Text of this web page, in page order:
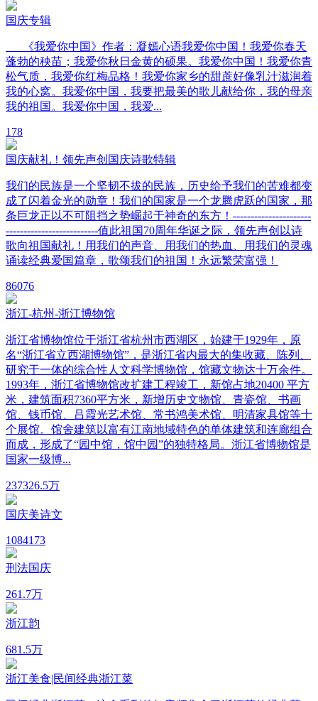
国庆专辑
《我爱你中国》作者：凝嫣心语我爱你中国！我爱你春天
蓬勃的秧苗；我爱你秋日金黄的硕果。我爱你中国！我爱你青
松气质，我爱你红梅品格！我爱你家乡的甜蔗好像乳汁滋润着
我的心窝。我爱你中国，我要把最美的歌儿献给你，我的母亲
我的祖国。我爱你中国，我爱...
1 78
国庆献礼！领先声创国庆诗歌特辑
我们的民族是一个坚韧不拔的民族，历史给予我们的苦难都变
成了闪着金光的勋章！我们的国家是一个龙腾虎跃的国家，那
条巨龙正以不可阻挡之势崛起于神奇的东方！----------------------
--------------------------值此祖国70周年华诞之际，领先声创以诗
歌向祖国献礼！用我们的声音、用我们的热血、用我们的灵魂
诵读经典爱国篇章，歌颂我们的祖国！永远繁荣富强！
86076
浙江-杭州-浙江博物馆
浙江省博物馆位于浙江省杭州市西湖区，始建于1929年，原
名“浙江省立西湖博物馆”，是浙江省内最大的集收藏、陈列、
研究于一体的综合性人文科学博物馆，馆藏文物达十万余件。
1993年，浙江省博物馆改扩建工程竣工，新馆占地20400 平方
米，建筑面积7360平方米，新增历史文物馆、青瓷馆、书画
馆、钱币馆、吕霞光艺术馆、常书鸿美术馆、明清家具馆等十
个展馆。馆舍建筑以富有江南地域特色的单体建筑和连廊组合
而成，形成了“园中馆，馆中园”的独特格局。浙江省博物馆是
国家一级博...
237326.5万
国庆美诗文
1084173
刑法国庆
261.7万
浙江韵
681.5万
浙江美食|民间经典浙江菜